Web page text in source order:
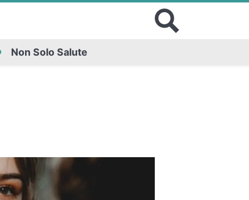
Non Solo Salute